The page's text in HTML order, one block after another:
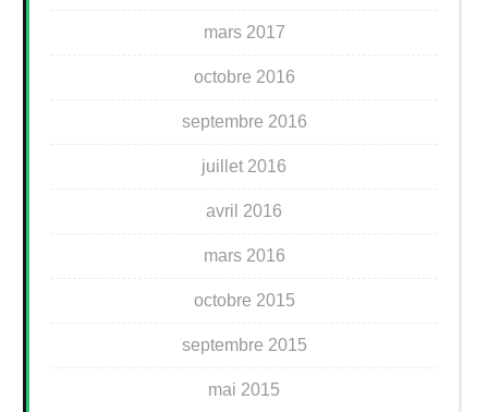
mars 2017
octobre 2016
septembre 2016
juillet 2016
avril 2016
mars 2016
octobre 2015
septembre 2015
mai 2015